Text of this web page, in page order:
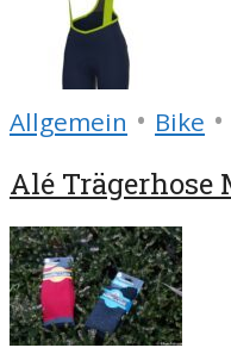
Allgemein • Bike •
Alé Trägerhose